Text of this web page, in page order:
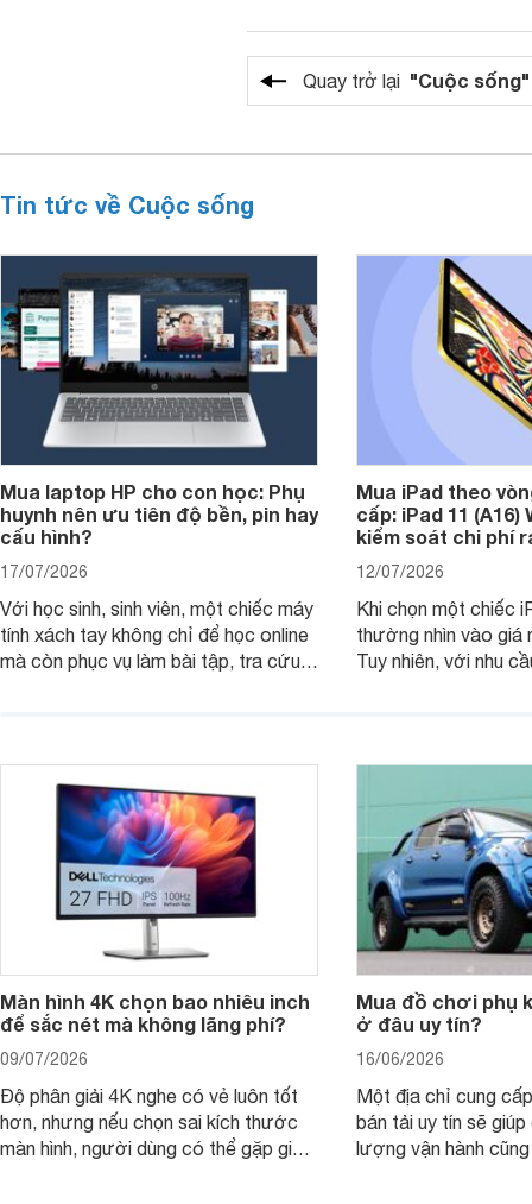
Quay trở lại "Cuộc sống"
Tin tức về Cuộc sống
Mua laptop HP cho con học: Phụ
huynh nên ưu tiên độ bền, pin hay
cấu hình?
17/07/2026
Với học sinh, sinh viên, một chiếc máy
tính xách tay không chỉ để học online
mà còn phục vụ làm bài tập, tra cứu,
thay vì chỉ so sánh cấu hình trên giấy.
Mua iPad theo
cấp: iPad 11 (A16)
kiểm soát chi phí
12/07/2026
Khi chọn một chiếc
thường nhìn vào
Tuy nhiên, với nhu
không, dùng được
Màn hình 4K chọn bao nhiêu inch
để sắc nét mà không lãng phí?
09/07/2026
Độ phân giải 4K nghe có vẻ luôn tốt
hơn, nhưng nếu chọn sai kích thước
màn hình, người dùng có thể gặp giao
Mua đồ chơi phụ
ở đâu uy tín?
16/06/2026
Một địa chỉ cung
bán tải uy tín sẽ
lượng vận hành